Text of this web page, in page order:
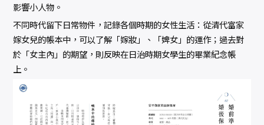
影響小人物。
不同時代留下日常物件，記錄各個時期的女性生活：從清代富家
嫁女兒的帳本中，可以了解「嫁妝」、「婢女」的運作；過去對
於「女主內」的期望，則反映在日治時期女學生的畢業紀念帳
上。